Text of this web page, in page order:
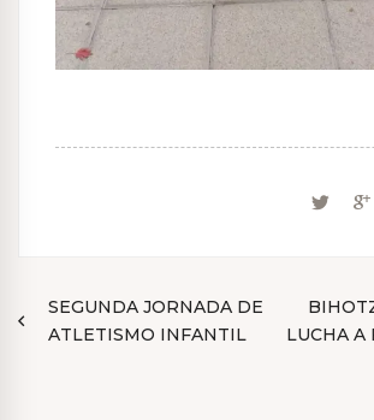
Navegación
de
SEGUNDA JORNADA DE
ATLETISMO INFANTIL
LUCHA A